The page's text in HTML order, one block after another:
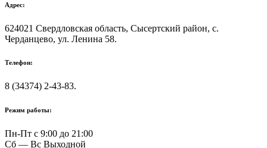
Адрес:
624021 Свердловская область, Сысертский район, с.
Черданцево, ул. Ленина 58.
Телефон:
8 (34374) 2-43-83.
Режим работы:
Пн-Пт с 9:00 до 21:00
Сб — Вс Выходной